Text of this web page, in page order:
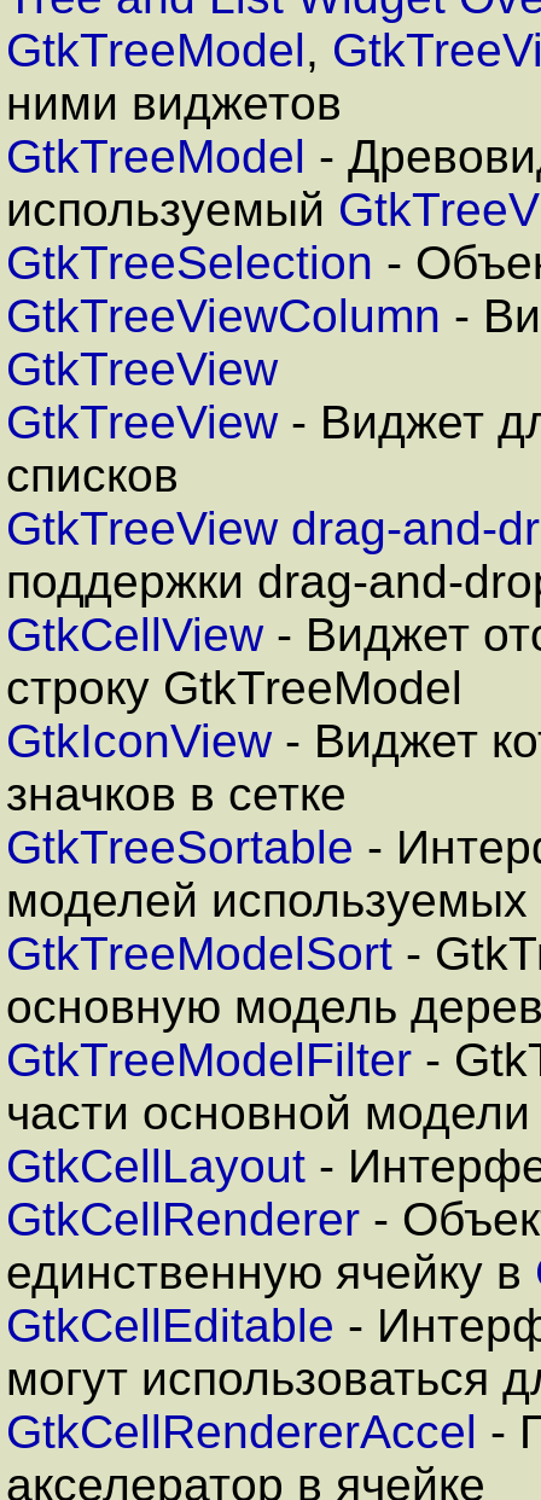
GtkTreeModel,
ними виджетов
GtkTreeModel -
используемый
GtkTreeSelection -
GtkTreeViewColumn -
GtkTreeView
GtkTreeView- Виджет
списков
GtkTreeView drag-and-
поддержки drag-and-
GtkCellView- Виджет
строку GtkTreeModel
GtkIconView- Виджет
значков в сетке
GtkTreeSortable -
моделей
GtkTreeModelSort -
основную модель
GtkTreeModelFilter -
части основной
GtkCellLayout -
GtkCellRenderer -
единственную ячейку в
GtkCellEditable -
могут использоваться
GtkCellRendererAccel -
акселератор в ячейке